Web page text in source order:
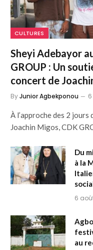
CULTURES
Sheyi Adebayor
GROUP : Un
concert de
ByJunior Agbekponou
À l’approche des 2
Joachin Migos, CDK
Du
à la
6
au